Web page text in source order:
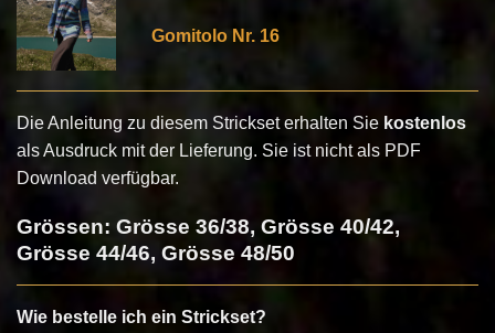
Gomitolo Nr. 16
Die Anleitung zu diesem Strickset erhalten Sie kostenlos
als Ausdruck mit der Lieferung. Sie ist nicht als PDF
Download verfügbar.
Grössen: Grösse 36/38, Grösse 40/42,
Grösse 44/46, Grösse 48/50
Wie bestelle ich ein Strickset?